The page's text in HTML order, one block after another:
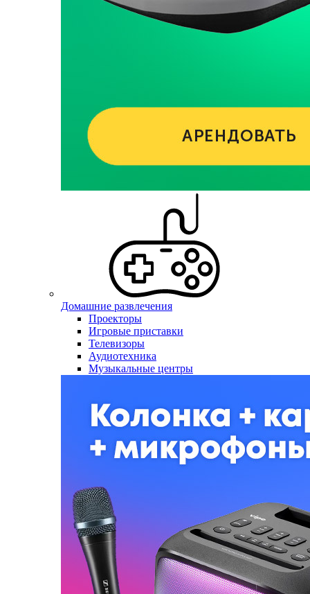
Домашние развлечения
Проекторы
Игровые приставки
Телевизоры
Аудиотехника
Музыкальные центры